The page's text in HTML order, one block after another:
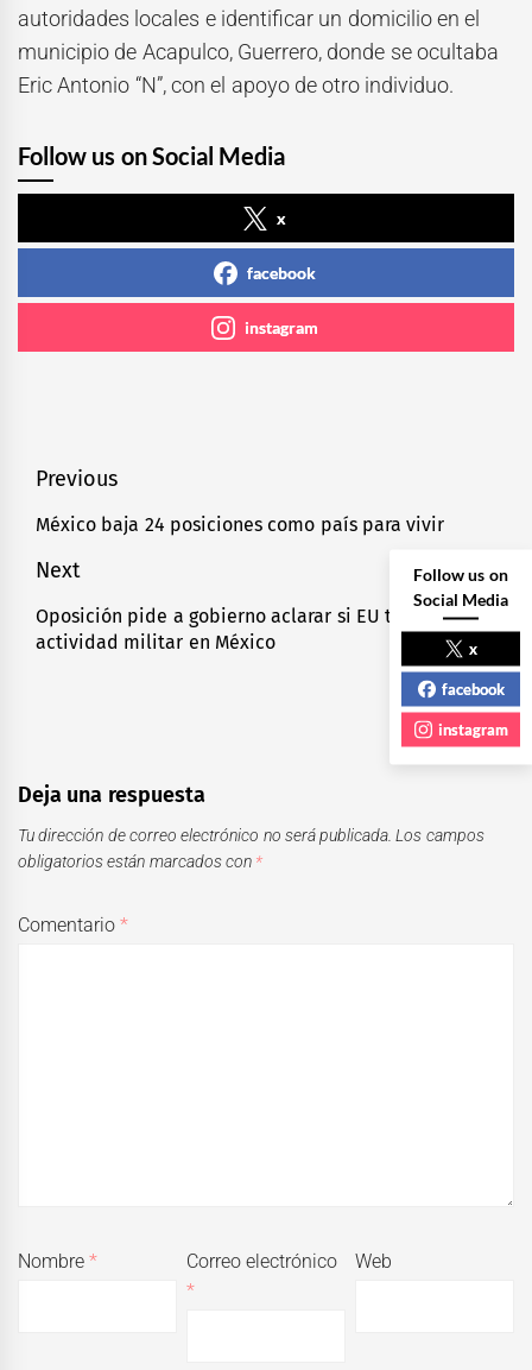
autoridades locales e identificar un domicilio en el
municipio de Acapulco, Guerrero, donde se ocultaba
Eric Antonio “N”, con el apoyo de otro individuo.
Follow us on Social Media
x
facebook
instagram
Navegación
de
entradas
Previous
Previous
México baja 24 posiciones como país para vivir
Next
Next
post:
Oposición pide a gobierno aclarar si EU tiene
actividad militar en México
Deja una respuesta
Tu dirección de correo electrónico no será publicada. Los campos
obligatorios están marcados con *
Comentario*
Nombre*
Correo electrónico
*
Web
Follow us on
Social Media
x
facebook
instagram